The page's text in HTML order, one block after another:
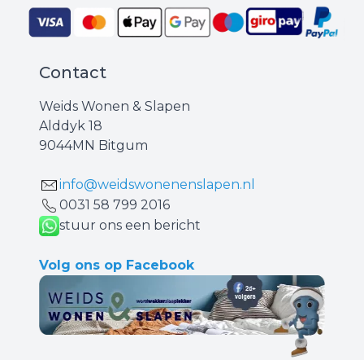
Contact
Weids Wonen & Slapen
Alddyk 18
9044MN Bitgum
info@weidswonenenslapen.nl
0031 ‪58 799 2016‬
stuur ons een bericht
Volg ons op Facebook